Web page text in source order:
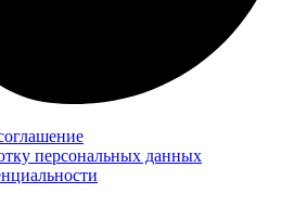
персональных данных